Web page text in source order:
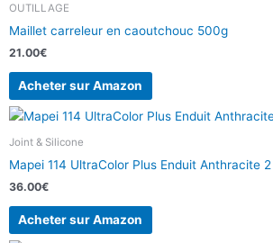
OUTILLAGE
Maillet carreleur en caoutchouc 500g
21.00€
Acheter sur Amazon
Joint & Silicone
Mapei 114 UltraColor Plus Enduit Anthracite
36.00€
Acheter sur Amazon